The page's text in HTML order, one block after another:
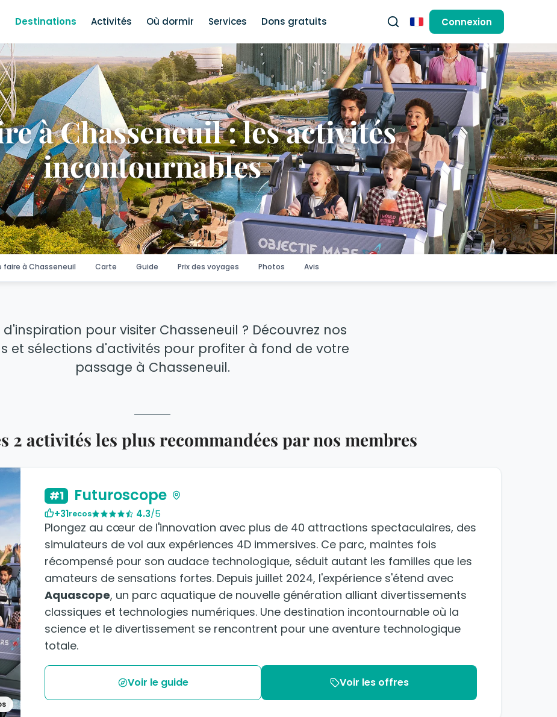
Destinations Activités Où dormir Services Dons gratuits FrançaisConnexion
à Chasseneuil : les activités
incontournables
faire à Chasseneuil Carte Guide Prix des voyages Photos Avis
d'inspiration pour visiter Chasseneuil ? Découvrez nos
et sélections d'activités pour profiter à fond de votre
passage à Chasseneuil.
2 activités les plus recommandées par nos membres
#1 Futuroscope
+31recos 4.3/5
Plongez au cœur de l'innovation avec plus de 40 attractions spectaculaires, des
simulateurs de vol aux expériences 4D immersives. Ce parc, maintes fois
récompensé pour son audace technologique, séduit autant les familles que les
amateurs de sensations fortes. Depuis juillet 2024, l'expérience s'étend avec
Aquascope, un parc aquatique de nouvelle génération alliant divertissements
classiques et technologies numériques. Une destination incontournable où la
science et le divertissement se rencontrent pour une aventure technologique
totale.
Voir le guide Voir les offres